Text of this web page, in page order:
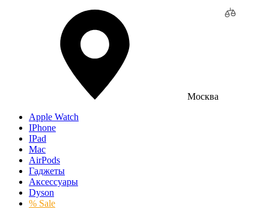
Москва
Apple Watch
IPhone
IPad
Mac
AirPods
Гаджеты
Аксессуары
Dyson
% Sale